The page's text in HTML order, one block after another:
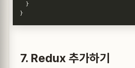
}
}
7. Redux 추가하기